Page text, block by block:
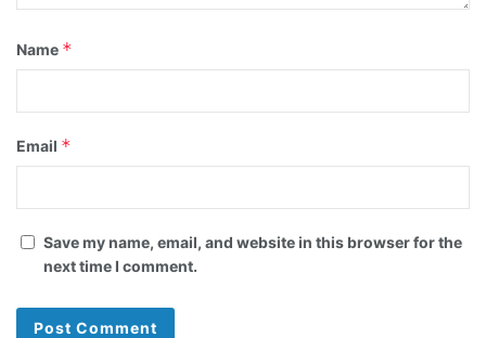
Name *
Email *
Save my name, email, and website in this browser for the
next time I comment.